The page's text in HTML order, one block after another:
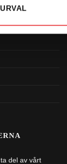
del av vårt